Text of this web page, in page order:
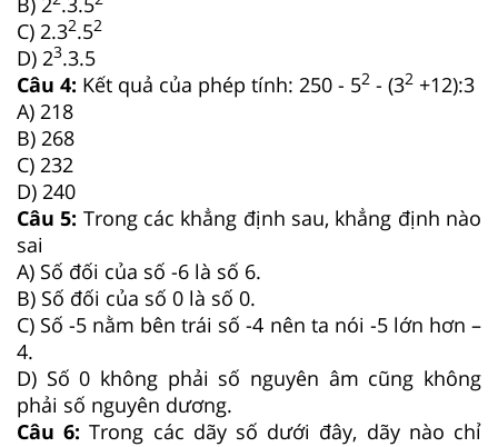
C) 2.32.52
D) 23.3.5
Câu 4: Kết quả của phép tính: 250 - 52 - (32 +12):3
A) 218
B) 268
C) 232
D) 240
Câu 5: Trong các khẳng định sau, khẳng định nào
sai
A) Số đối của số -6 là số 6.
B) Số đối của số 0 là số 0.
C) Số -5 nằm bên trái số -4 nên ta nói -5 lớn hơn –
4.
D) Số 0 không phải số nguyên âm cũng không
phải số nguyên dương.
Câu 6: Trong các dãy số dưới đây, dãy nào chỉ